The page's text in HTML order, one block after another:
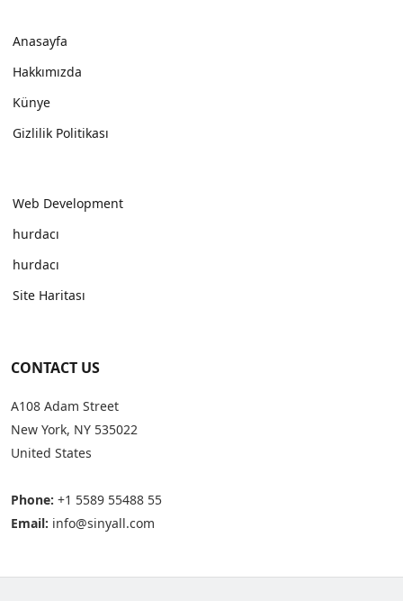
Anasayfa
Hakkımızda
Künye
Gizlilik Politikası
Web Development
hurdacı
hurdacı
Site Haritası
CONTACT US
A108 Adam Street
New York, NY 535022
United States
Phone: +1 5589 55488 55
Email: info@sinyall.com